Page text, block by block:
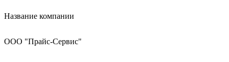
Название компании
ООО "Прайс-Сервис"